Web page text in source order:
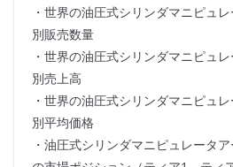
・世界の油圧式シリンダマニピュ
別販売数量
・世界の油圧式シリンダマニピュ
別売上高
・世界の油圧式シリンダマニピュ
別平均価格
・油圧式シリンダマニピュレータ